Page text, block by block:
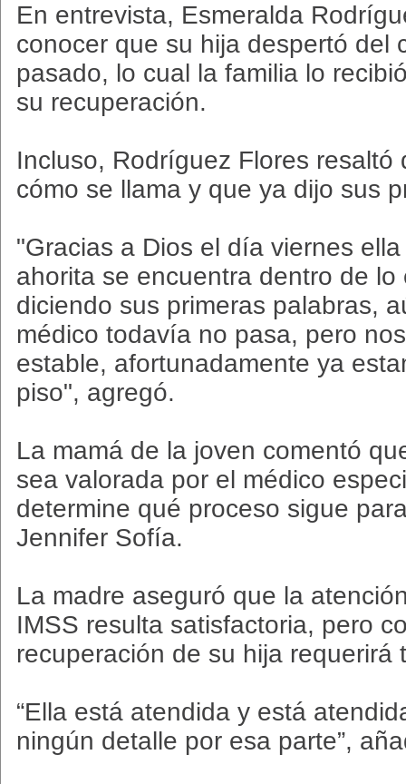
En entrevista, Esmeralda
conocer que su hija despertó del
pasado, lo cual la familia lo
su recuperación.
Incluso, Rodríguez Flores resaltó
cómo se llama y que ya dijo sus
"Gracias a Dios el día viernes
ahorita se encuentra dentro de lo
diciendo sus primeras palabras,
médico todavía no pasa, pero
estable, afortunadamente ya
piso", agregó.
La mamá de la joven comentó
sea valorada por el médico
determine qué proceso sigue
Jennifer Sofía.
La madre aseguró que la
IMSS resulta satisfactoria, pero
recuperación de su hija requerirá
“Ella está atendida y está
ningún detalle por esa parte”,